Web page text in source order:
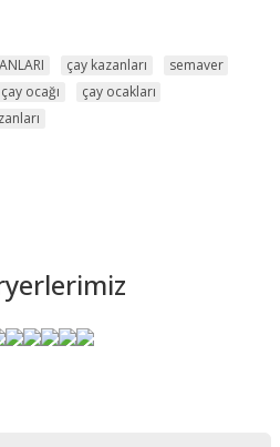
çay kazanları
semaver
çay ocağı
çay ocakları